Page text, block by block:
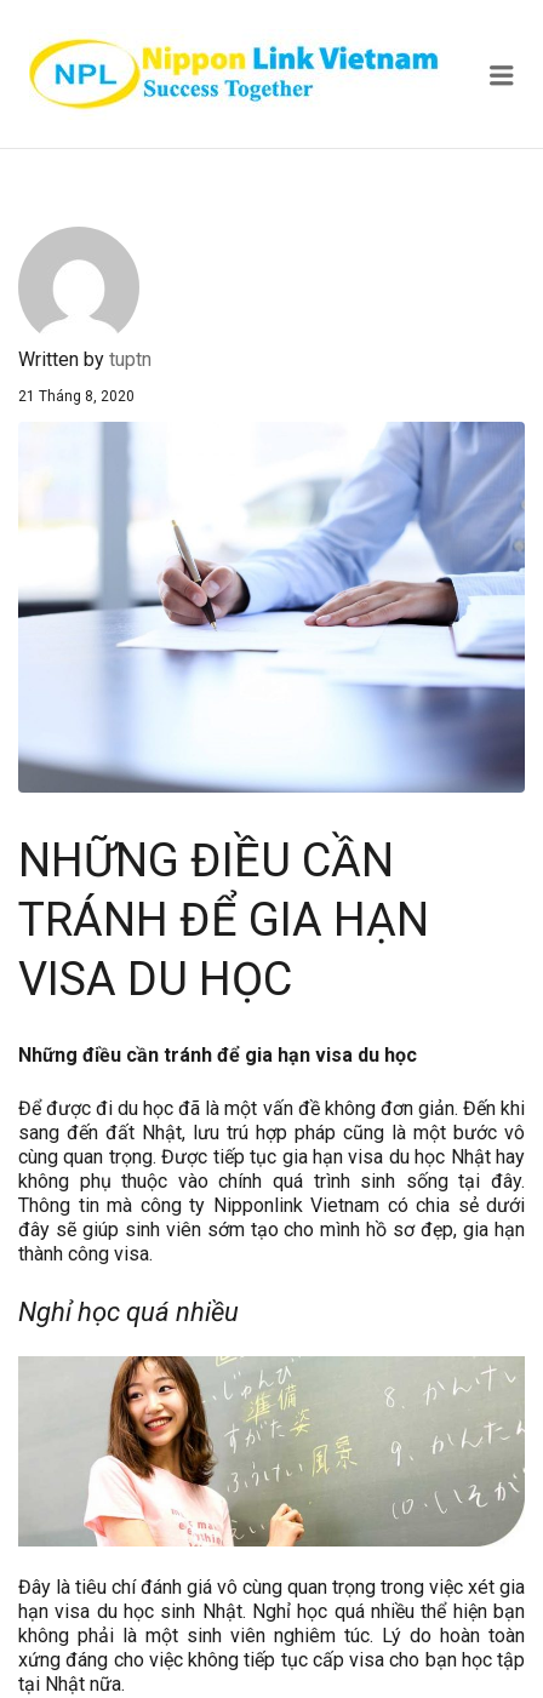
Written by tuptn
21 Tháng 8, 2020
NHỮNG ĐIỀU CẦN
TRÁNH ĐỂ GIA HẠN
VISA DU HỌC
Những điều cần tránh để gia hạn visa du học
Để được đi du học đã là một vấn đề không đơn giản. Đến khi
sang đến đất Nhật, lưu trú hợp pháp cũng là một bước vô
cùng quan trọng. Được tiếp tục gia hạn visa du học Nhật hay
không phụ thuộc vào chính quá trình sinh sống tại đây.
Thông tin mà công ty Nipponlink Vietnam có chia sẻ dưới
đây sẽ giúp sinh viên sớm tạo cho mình hồ sơ đẹp, gia hạn
thành công visa.
Nghỉ học quá nhiều
Đây là tiêu chí đánh giá vô cùng quan trọng trong việc xét gia
hạn visa du học sinh Nhật. Nghỉ học quá nhiều thể hiện bạn
không phải là một sinh viên nghiêm túc. Lý do hoàn toàn
xứng đáng cho việc không tiếp tục cấp visa cho bạn học tập
tại Nhật nữa.